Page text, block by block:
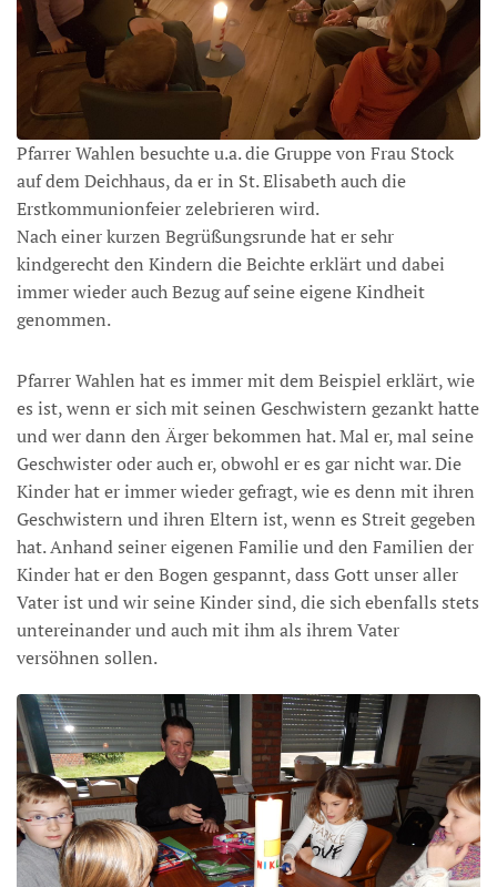
Pfarrer Wahlen besuchte u.a. die Gruppe von Frau Stock
auf dem Deichhaus, da er in St. Elisabeth auch die
Erstkommunionfeier zelebrieren wird.
Nach einer kurzen Begrüßungsrunde hat er sehr
kindgerecht den Kindern die Beichte erklärt und dabei
immer wieder auch Bezug auf seine eigene Kindheit
genommen.
Pfarrer Wahlen hat es immer mit dem Beispiel erklärt, wie
es ist, wenn er sich mit seinen Geschwistern gezankt hatte
und wer dann den Ärger bekommen hat. Mal er, mal seine
Geschwister oder auch er, obwohl er es gar nicht war. Die
Kinder hat er immer wieder gefragt, wie es denn mit ihren
Geschwistern und ihren Eltern ist, wenn es Streit gegeben
hat. Anhand seiner eigenen Familie und den Familien der
Kinder hat er den Bogen gespannt, dass Gott unser aller
Vater ist und wir seine Kinder sind, die sich ebenfalls stets
untereinander und auch mit ihm als ihrem Vater
versöhnen sollen.